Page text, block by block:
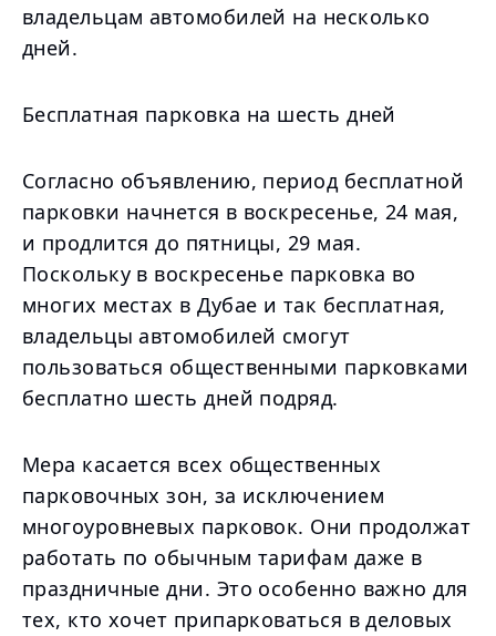
владельцам автомобилей на несколько
дней.
Бесплатная парковка на шесть дней
Согласно объявлению, период бесплатной
парковки начнется в воскресенье, 24 мая,
и продлится до пятницы, 29 мая.
Поскольку в воскресенье парковка во
многих местах в Дубае и так бесплатная,
владельцы автомобилей смогут
пользоваться общественными парковками
бесплатно шесть дней подряд.
Мера касается всех общественных
парковочных зон, за исключением
многоуровневых парковок. Они продолжат
работать по обычным тарифам даже в
праздничные дни. Это особенно важно для
тех, кто хочет припарковаться в деловых